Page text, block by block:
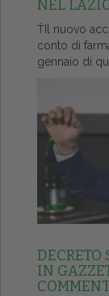
NEL
ŤIl nuovo
conto di
gennaio di
IN